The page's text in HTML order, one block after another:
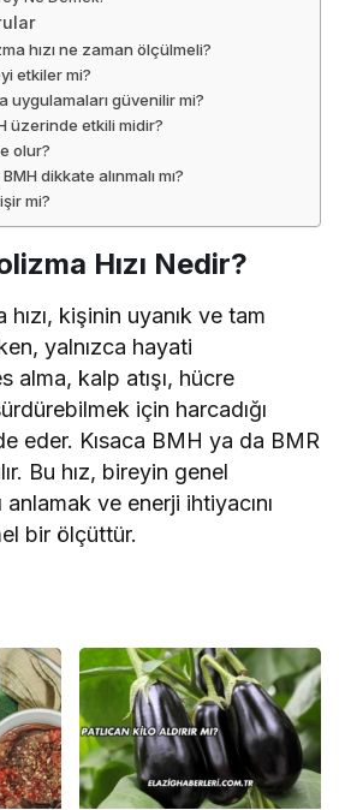
hızı ne zaman ölçülmeli?
etkiler mi?
uygulamaları güvenilir mi?
üzerinde etkili midir?
olur?
dikkate alınmalı mı?
mi?
Hızı Nedir?
kişinin uyanık ve tam
yalnızca hayati
alma, kalp atışı, hücre
için harcadığı
eder. Kısaca BMH ya da BMR
Bu hız, bireyin genel
anlamak ve enerji ihtiyacını
bir ölçüttür.